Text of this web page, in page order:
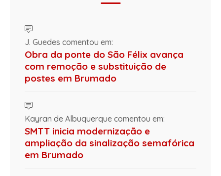
J. Guedes comentou em:
Obra da ponte do São Félix avança
com remoção e substituição de
postes em Brumado
Kayran de Albuquerque comentou em:
SMTT inicia modernização e
ampliação da sinalização semafórica
em Brumado